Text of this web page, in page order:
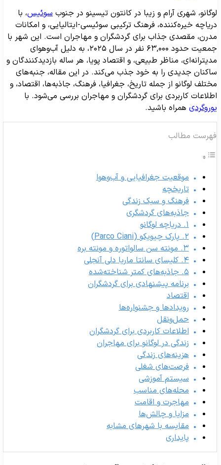
شهری آرام و زیبا در کانتون تیسینو در جنوبسوئیس، با
خیره‌کننده، فرهنگ ترکیبی سوئیسی-ایتالیایی، و امکانات
مقصدی جذاب برای گردشگران و مهاجران است. این شهر با
جمعیت حدود ۶۳,۰۰۰ نفر در سال ۲۰۲۵، به دلیل آب‌وهوای
مناظر طبیعی، و اقتصاد پویا، هر ساله بازدیدکنندگان و
جدیدی را به خود جذب می‌کند. در این مقاله، جنبه‌های
لوگانو از جمله تاریخ، جغرافیا، فرهنگ، جاذبه‌ها، اقتصاد، و
کاربردی برای گردشگران و مهاجران بررسی می‌شود. با
همراه باشید.
مطالب
موقعیت جغرافیایی و آب‌وهوا
تاریخچه
فرهنگ و سبک زندگی
جاذبه‌های گردشگری
۱. دریاچه لوگانو
۲. پارک چیویکو (Parco Ciani)
۳. مونته سن سالواتوره و مونته بره
۴. کلیسای سانتا ماریا دلی آنجلی
۵. جاذبه‌های کمتر شناخته‌شده
برنامه پیشنهادی برای گردشگران
اقتصاد
رویدادها و جشنواره‌ها
حمل‌ونقل
اطلاعات کاربردی برای گردشگران
زندگی در لوگانو برای مهاجران
هزینه‌های زندگی
فرصت‌های شغلی
سیستم آموزشی
محله‌های مناسب
مهاجرت و اقامت
مزایا و چالش‌ها
مقایسه با شهرهای مشابه
پایداری